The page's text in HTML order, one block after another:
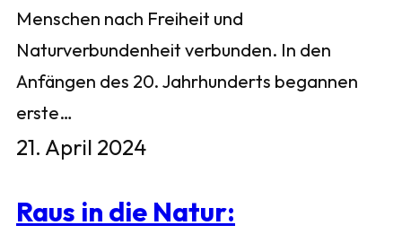
Menschen nach Freiheit und
Naturverbundenheit verbunden. In den
Anfängen des 20. Jahrhunderts begannen
erste…
21. April 2024
Raus in die Natur: